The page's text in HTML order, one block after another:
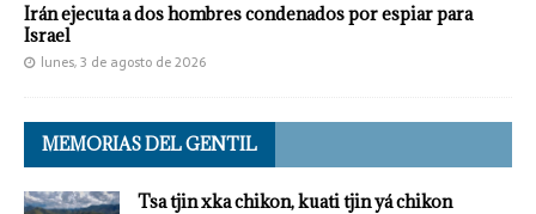
Irán ejecuta a dos hombres condenados por espiar para
Israel
lunes, 3 de agosto de 2026
MEMORIAS DEL GENTIL
Tsa tjin xka chikon, kuati tjin yá chikon